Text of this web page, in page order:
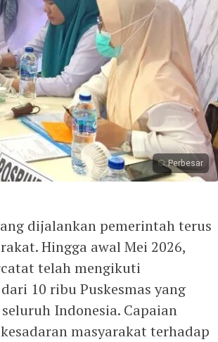
Perbesar
dijalankan pemerintah terus
Hingga awal Mei 2026,
telah mengikuti
10 ribu Puskesmas yang
Indonesia. Capaian
masyarakat terhadap